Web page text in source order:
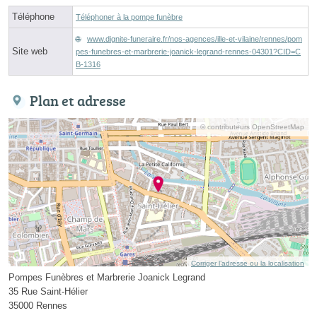
Téléphone Téléphoner à la pompe funèbre
Site web
www.dignite-funeraire.fr/nos-agences/ille-et-vilaine/rennes/pom
pes-funebres-et-marbrerie-joanick-legrand-rennes-04301?CID=C
B-1316
Plan et adresse
© contributeurs OpenStreetMap
Corriger l’adresse ou la localisation
Pompes Funèbres et Marbrerie Joanick Legrand
35 Rue Saint-Hélier
35000 Rennes